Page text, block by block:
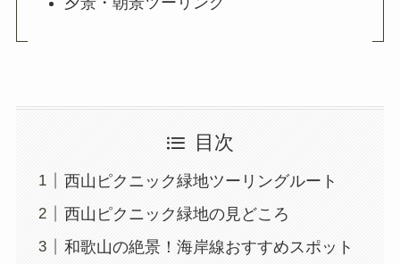
目次
西山ピクニック緑地ツーリングルート
西山ピクニック緑地の見どころ
和歌山の絶景！海岸線おすすめスポット